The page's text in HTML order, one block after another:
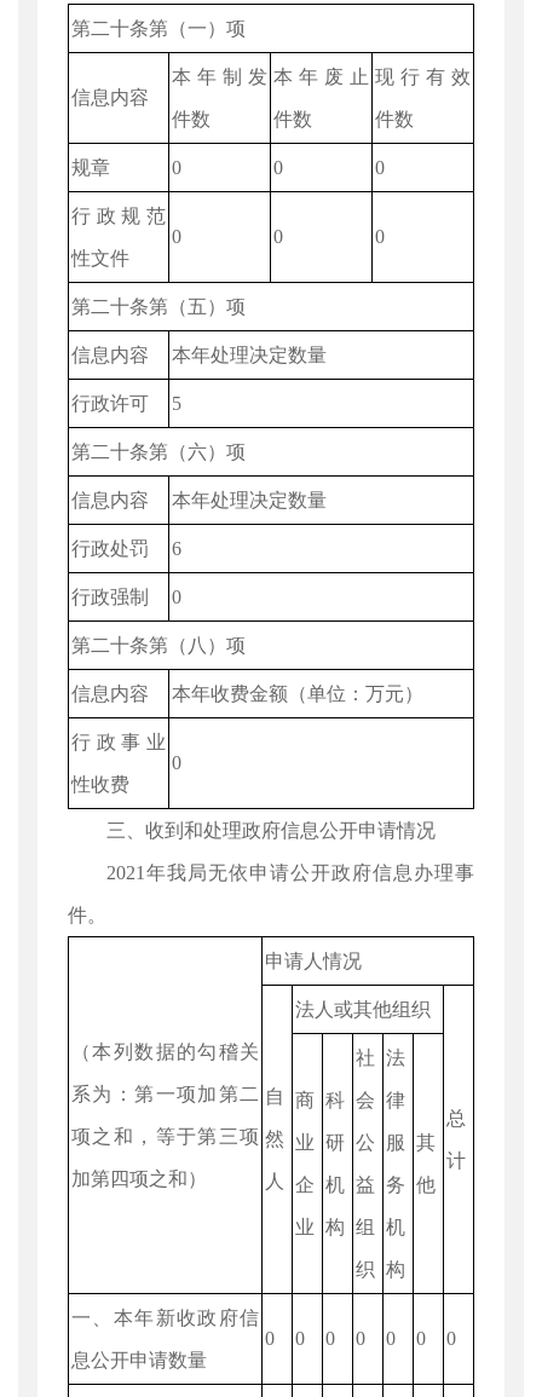
第二十条第（一）项
信息内容
本年制发
件数
本年废止
件数
现行有效
件数
规章 0 0 0
行政规范
性文件
0 0 0
第二十条第（五）项
信息内容 本年处理决定数量
行政许可 5
第二十条第（六）项
信息内容 本年处理决定数量
行政处罚 6
行政强制 0
第二十条第（八）项
信息内容 本年收费金额（单位：万元）
行政事业
性收费
0
三、收到和处理政府信息公开申请情况
2021年我局无依申请公开政府信息办理事
件。
（本列数据的勾稽关
系为：第一项加第二
项之和，等于第三项
加第四项之和）
申请人情况
自
然
人
法人或其他组织
总
计
商
业
企
业
科
研
机
构
社
会
公
益
组
织
法
律
服
务
机
构
其
他
一、本年新收政府信
息公开申请数量
0 0 0 0 0 0 0